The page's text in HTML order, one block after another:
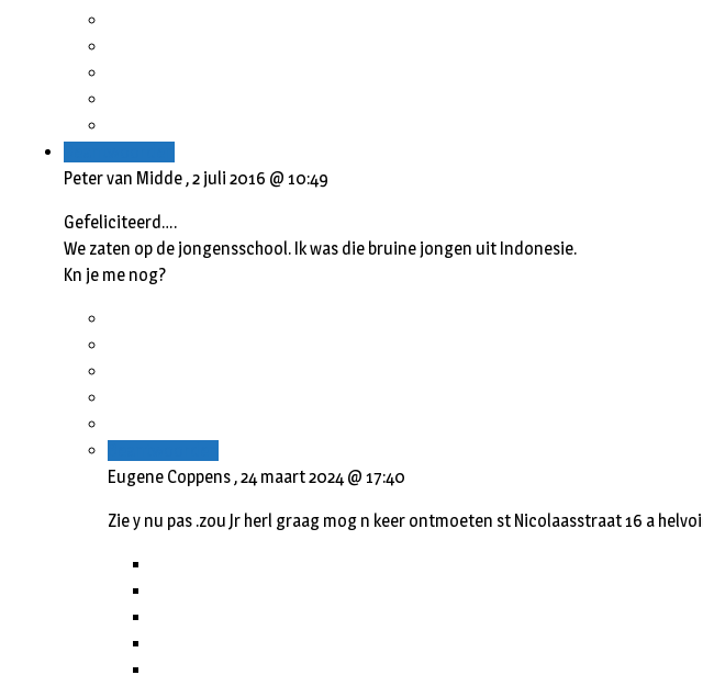
Peter van Midde ,2 juli 2016 @ 10:49
Gefeliciteerd….
We zaten op de jongensschool. Ik was die bruine jongen uit Indonesie.
Kn je me nog?
Eugene Coppens ,24 maart 2024 @ 17:40
Zie y nu pas .zou Jr herl graag mog n keer ontmoeten st Nicolaasstraat 16 a